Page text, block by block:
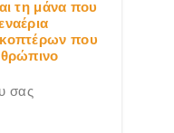
τη μάνα που
που
σας